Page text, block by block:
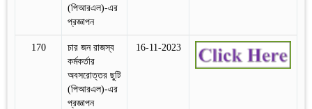
(পিআরএল)-এর
প্রজ্ঞাপন
170
চার জন রাজস্ব
কর্মকর্তার
অবসরোত্তর ছুটি
(পিআরএল)-এর
প্রজ্ঞাপন
16-11-2023